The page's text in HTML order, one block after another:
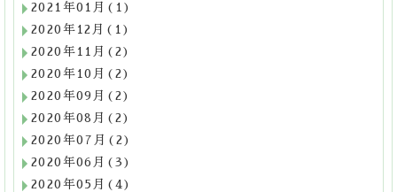
2021年01月(1)
2020年12月(1)
2020年11月(2)
2020年10月(2)
2020年09月(2)
2020年08月(2)
2020年07月(2)
2020年06月(3)
2020年05月(4)